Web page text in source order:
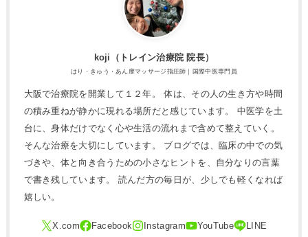
koji（トレ​イン治療院 院長）
はり・きゅう・あん摩マッサージ指圧師｜国際中医専門員
大阪で治療院を開業して１２年。 体は、その人の生き方や時間
の積み重ねが静かに現れる場所だと感じています。 中医学を土
台に、身体だけでなく心や生活の流れまで含めて整えていく。
そんな治療を大切にしています。 ブログでは、臨床の中での気
づきや、体と向き合うための小さなヒントを、自分なりの言葉
で書き残しています。 読んだ方の毎日が、少しでも軽くなれば
嬉しい。